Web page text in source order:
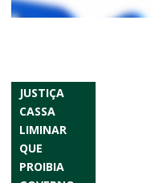
JUSTIÇA
CASSA
LIMINAR
QUE
PROIBIA